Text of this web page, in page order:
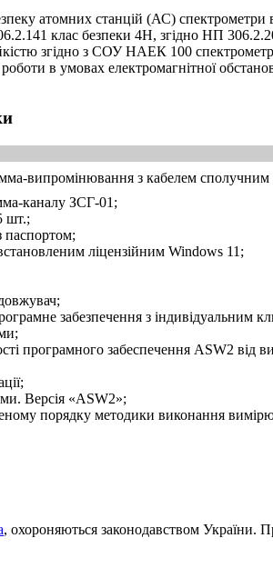
атомних станцій (АС) спектрометри
клас безпеки 4Н, згідно НП
згідно з СОУ НАЕК 100
в умовах електромагнітної
випромінювання з кабелем
каналу ЗСГ-01;
шт.;
паспортом;
ліцензійним Windows 11;
забезпечення з індивідуальним
програмного забеспечення ASW2 від
Версія «ASW2»;
порядку методики виконання
, охороняються законодавством України.